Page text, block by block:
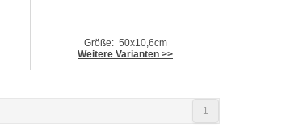
Größe: 50x10,6cm
Weitere Varianten >>
1